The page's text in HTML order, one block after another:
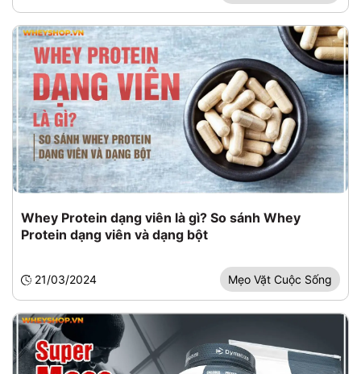
Whey Protein dạng viên là gì? So sánh Whey
Protein dạng viên và dạng bột
21/03/2024 Mẹo Vặt Cuộc Sống